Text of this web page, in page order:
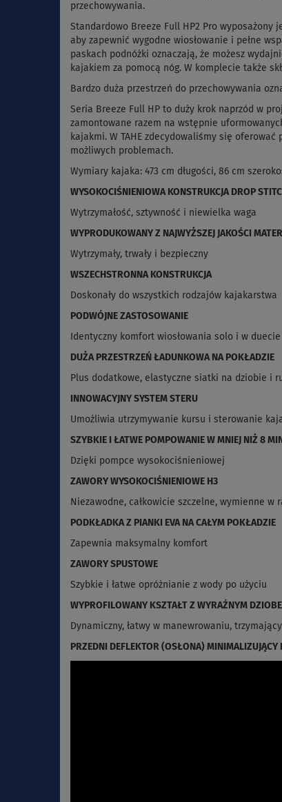
przechowywania.
Standardowo Breeze Full HP2 Pro
aby zapewnić wygodne wiosłowanie i pełne
paskach podnóżki oznaczają, że możesz
kajakiem za pomocą nóg. W komplecie także
Bardzo duża przestrzeń do przechowywania
Seria Breeze Full HP to duży krok naprzód w
zamontowane razem na wstępnie
kajakmi. W TAHE zdecydowaliśmy się
możliwych problemach.
Wymiary kajaka: 473 cm długości, 86 cm
WYSOKOCIŚNIENIOWA KONSTRUKCJA DROP
Wytrzymałość, sztywność i niewielka waga
WYPRODUKOWANY Z NAJWYŻSZEJ JAKOŚCI
Wytrzymały, trwały i bezpieczny
WSZECHSTRONNA KONSTRUKCJA
Doskonały do wszystkich rodzajów kajakarstwa
PODWÓJNE ZASTOSOWANIE
Identyczny komfort wiosłowania solo i w duecie
DUŻA PRZESTRZEŃ ŁADUNKOWA NA POKŁADZIE
Plus dodatkowe, elastyczne siatki na dziobie i
INNOWACYJNY SYSTEM STERU
Umożliwia utrzymywanie kursu i sterowanie
SZYBKIE I ŁATWE POMPOWANIE W MNIEJ NIŻ 8
Dzięki pompce wysokociśnieniowej
ZAWORY WYSOKOCIŚNIENIOWE H3
Niezawodne, całkowicie szczelne, wymienne w
PODKŁADKA Z PIANKI EVA NA CAŁYM POKŁADZIE
Zapewnia maksymalny komfort
ZAWORY SPUSTOWE
Szybkie i łatwe opróżnianie z wody po użyciu
WYPROFILOWANY KSZTAŁT Z WYRAŹNYM
Dynamiczny, łatwy w manewrowaniu,
PRZEDNI DEFLEKTOR (OSŁONA)